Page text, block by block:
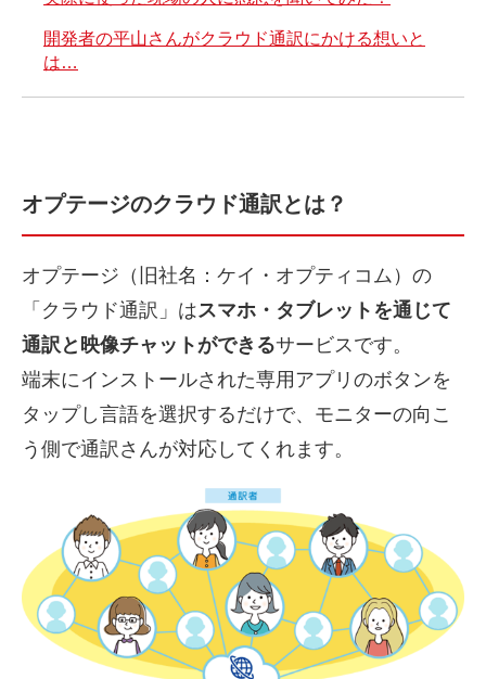
開発者の平山さんがクラウド通訳にかける想いと
は…
オプテージのクラウド通訳とは？
オプテージ（旧社名：ケイ・オプティコム）の
「クラウド通訳」はスマホ・タブレットを通じて
通訳と映像チャットができるサービスです。
端末にインストールされた専用アプリのボタンを
タップし言語を選択するだけで、モニターの向こ
う側で通訳さんが対応してくれます。